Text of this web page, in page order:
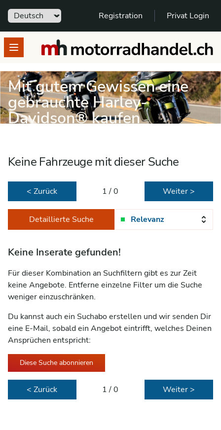
Sprache Registration Privat Login
Open menumotorradhandel.ch
Mit gutem Gewissen eine
gebrauchte Harley-
Davidson® kaufen
Keine Fahrzeuge mit dieser Suche
< Zurück 1 / 0 Weiter >
Detaillierte Suche Relevanz
Keine Inserate gefunden!
Für dieser Kombination an Suchfiltern gibt es zur Zeit
keine Angebote. Entferne einzelne Filter um die Suche
weniger einzuschränken.
Du kannst auch ein Suchabo erstellen und wir senden Dir
eine E-Mail, sobald ein Angebot eintrifft, welches Deinen
Ansprüchen entspricht:
Diese Suche abonnieren
< Zurück 1 / 0 Weiter >